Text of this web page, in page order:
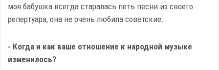
моя бабушка всегда старалась петь песни из своего
репертуара, она не очень любила советские.
- Когда и как ваше отношение к народной музыке
изменилось?